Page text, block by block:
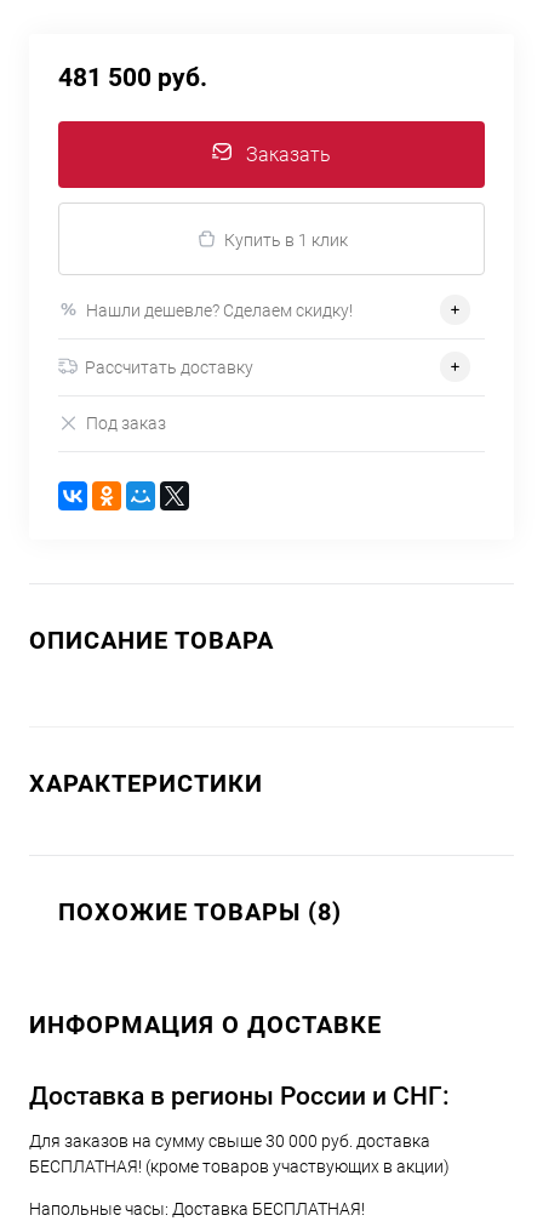
481 500 руб.
Заказать
Купить в 1 клик
Нашли дешевле? Сделаем скидку!
Рассчитать доставку
Под заказ
ОПИСАНИЕ ТОВАРА
ХАРАКТЕРИСТИКИ
ПОХОЖИЕ ТОВАРЫ (8)
ИНФОРМАЦИЯ О ДОСТАВКЕ
Доставка в регионы России и СНГ:
Для заказов на сумму свыше 30 000 руб. доставка
БЕСПЛАТНАЯ! (кроме товаров участвующих в акции)
Напольные часы: Доставка БЕСПЛАТНАЯ!